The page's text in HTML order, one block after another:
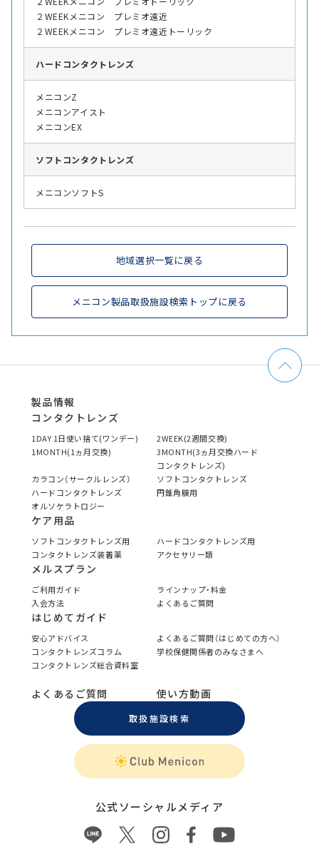
２WEEKメニコン プレミオ遠近
２WEEKメニコン プレミオ遠近トーリック
ハード コンタクトレンズ
メニコンZ
メニコンアイスト
メニコンEX
ソフト コンタクトレンズ
メニコンソフトS
地域選択一覧に戻る
メニコン製品取扱施設検索トップに戻る
製品情報
コンタクトレンズ
1DAY 1日使い捨て(ワンデー)
2WEEK(2週間交換)
1MONTH(1ヵ月交換)
3MONTH(3ヵ月交換ハード
コンタクトレンズ)
カラコン（サークルレンズ）
ソフトコンタクトレンズ
ハードコンタクトレンズ
円錐角膜用
オルソケラトロジー
ケア用品
ソフトコンタクトレンズ用
ハードコンタクトレンズ用
コンタクトレンズ装着薬
アクセサリー類
メルスプラン
ご利用ガイド
ラインナップ・料金
入会方法
よくあるご質問
はじめてガイド
安心アドバイス
よくあるご質問（はじめての方へ）
コンタクトレンズコラム
学校保健関係者のみなさまへ
コンタクトレンズ総合資料室
よくあるご質問 使い方動画
取扱施設検索
公式ソーシャルメディア